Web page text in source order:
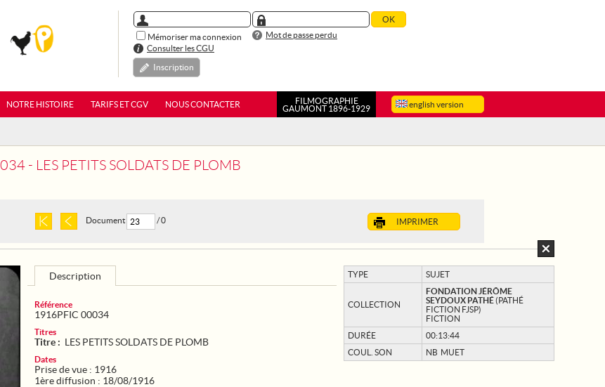
Mémoriser ma connexion
Mot de passe perdu
Consulter les CGU
Inscription
english version
NOTRE HISTOIRE TARIFS ET CGV NOUS CONTACTER
FILMOGRAPHIE
GAUMONT 1896-1929
- LES PETITS SOLDATS DE PLOMB
IMPRIMER
Document / 0
TYPE SUJET
COLLECTION
FONDATION JÉRÔME
SEYDOUX PATHÉ(PATHÉ
FICTION FJSP)
FICTION
DURÉE
00:13:44
COUL. SON
NB MUET
Description
Référence
1916PFIC 00034
Titres
Titre : LES PETITS SOLDATS DE PLOMB
Dates
Prise de vue : 1916
1ère diffusion : 18/08/1916